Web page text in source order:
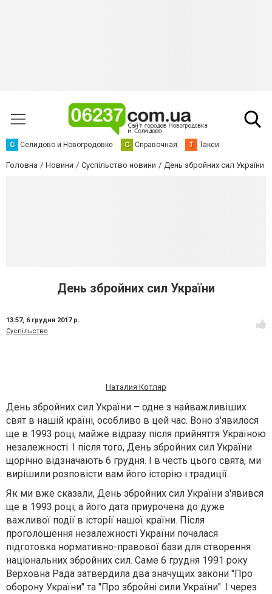
С Селидово и Новогродовке С Справочная Т Такси
Головна Новини Суспільство новини День збройних сил України
День збройних сил України
13:57, 6 грудня 2017 р.
Суспільство
Наталия Котляр
День збройних сил України – одне з найважливіших
свят в нашій країні, особливо в цей час. Воно з'явилося
ще в 1993 році, майже відразу після прийняття Україною
незалежності. І після того, День збройних сил України
щорічно відзначають 6 грудня. І в честь цього свята, ми
вирішили розповісти вам його історію і традиції.
Як ми вже сказали, День збройних сил України з'явився
ще в 1993 році, а його дата приурочена до дуже
важливої події в історії нашої країни. Після
проголошення незалежності України почалася
підготовка нормативно-правової бази для створення
національних збройних сил. Саме 6 грудня 1991 року
Верховна Рада затвердила два значущих закони "Про
оборону України" та "Про збройні сили України". І через